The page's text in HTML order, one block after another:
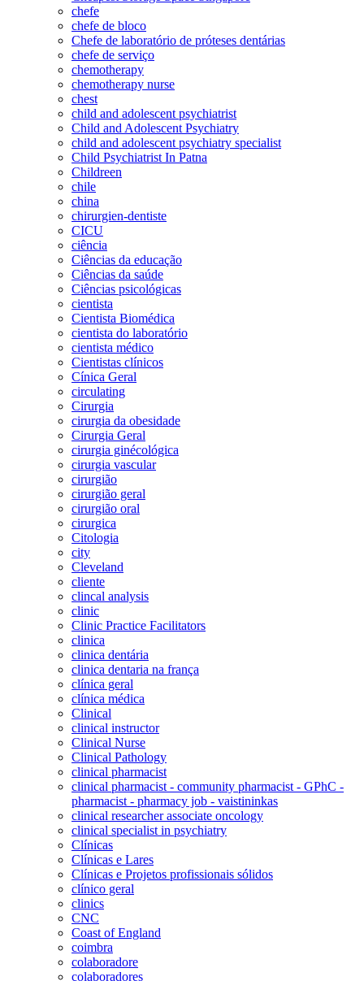
chefe
chefe de bloco
Chefe de laboratório de próteses dentárias
chefe de serviço
chemotherapy
chemotherapy nurse
chest
child and adolescent psychiatrist
Child and Adolescent Psychiatry
child and adolescent psychiatry specialist
Child Psychiatrist In Patna
Childreen
chile
china
chirurgien-dentiste
CICU
ciência
Ciências da educação
Ciências da saúde
Ciências psicológicas
cientista
Cientista Biomédica
cientista do laboratório
cientista médico
Cientistas clínicos
Cínica Geral
circulating
Cirurgia
cirurgia da obesidade
Cirurgia Geral
cirurgia ginécológica
cirurgia vascular
cirurgião
cirurgião geral
cirurgião oral
cirurgica
Citologia
city
Cleveland
cliente
clincal analysis
clinic
Clinic Practice Facilitators
clinica
clinica dentária
clinica dentaria na frança
clínica geral
clínica médica
Clinical
clinical instructor
Clinical Nurse
Clinical Pathology
clinical pharmacist
clinical pharmacist - community pharmacist - GPhC -
pharmacist - pharmacy job - vaistininkas
clinical researcher associate oncology
clinical specialist in psychiatry
Clínicas
Clínicas e Lares
Clínicas e Projetos profissionais sólidos
clínico geral
clinics
CNC
Coast of England
coimbra
colaboradore
colaboradores